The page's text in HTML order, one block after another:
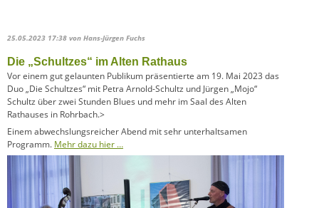
25.05.2023 17:38 von Hans-Jürgen Fuchs
Die „Schultzes“ im Alten Rathaus
Vor einem gut gelaunten Publikum präsentierte am 19. Mai 2023 das
Duo „Die Schultzes“ mit Petra Arnold-Schultz und Jürgen „Mojo“
Schultz über zwei Stunden Blues und mehr im Saal des Alten
Rathauses in Rohrbach.>
Einem abwechslungsreicher Abend mit sehr unterhaltsamen
Programm. Mehr dazu hier …